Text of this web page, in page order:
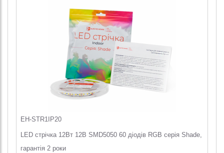
EH-STR1IP20
LED стрічка 12Вт 12В SMD5050 60 діодів RGB серія Shade,
гарантія 2 роки